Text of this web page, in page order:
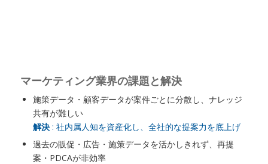
マーケティング業界の課題と解決
施策データ・顧客データが案件ごとに分散し、ナレッジ
共有が難しい
解決: 社内属人知を資産化し、全社的な提案力を底上げ
過去の販促・広告・施策データを活かしきれず、再提
案・PDCAが非効率